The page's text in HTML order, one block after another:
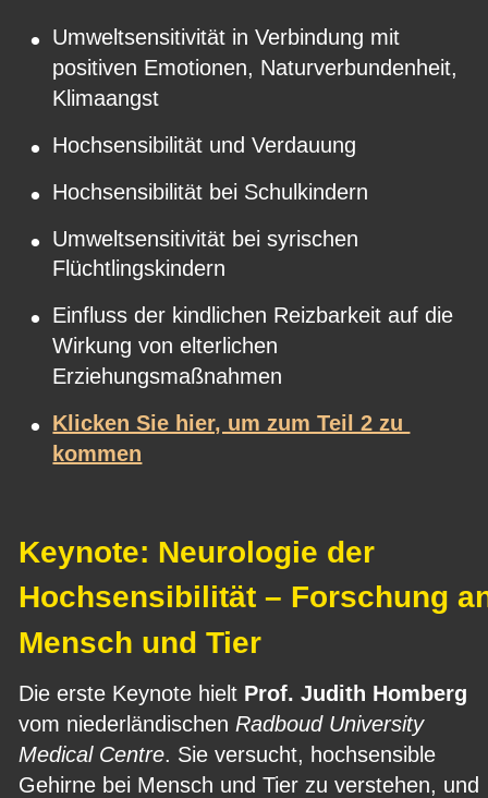
• Umweltsensitivität in Verbindung mit
positiven Emotionen, Naturverbundenheit,
Klimaangst
• Hochsensibilität und Verdauung
• Hochsensibilität bei Schulkindern
• Umweltsensitivität bei syrischen
Flüchtlingskindern
• Einfluss der kindlichen Reizbarkeit auf die
Wirkung von elterlichen
Erziehungsmaßnahmen
• Klicken Sie hier, um zum Teil 2 zu
kommen
Keynote: Neurologie der
Hochsensibilität – Forschung
Mensch und Tier
Die erste Keynote hielt Prof. Judith Homberg
vom niederländischen Radboud University
Medical Centre. Sie versucht, hochsensible
Gehirne bei Mensch und Tier zu verstehen, und